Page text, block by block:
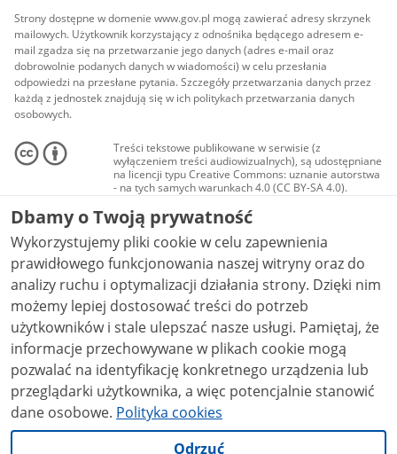
Strony dostępne w domenie www.gov.pl mogą zawierać adresy skrzynek
mailowych. Użytkownik korzystający z odnośnika będącego adresem e-
mail zgadza się na przetwarzanie jego danych (adres e-mail oraz
dobrowolnie podanych danych w wiadomości) w celu przesłania
odpowiedzi na przesłane pytania. Szczegóły przetwarzania danych przez
każdą z jednostek znajdują się w ich politykach przetwarzania danych
osobowych.
Treści tekstowe publikowane w serwisie (z
wyłączeniem treści audiowizualnych), są udostępniane
na licencji typu Creative Commons: uznanie autorstwa
- na tych samych warunkach 4.0 (CC BY-SA 4.0).
Materiały audiowizualne, w tym zdjęcia, materiały
audio i wideo, są udostępniane na licencji typu
Creative Commons: uznanie autorstwa użycie
niekomercyjne - bez utworów zależnych 4.0 (CC BY-
NC-ND 4.0), o ile nie jest to stwierdzone inaczej.
Dbamy o Twoją prywatność
Wykorzystujemy pliki cookie w celu zapewnienia
prawidłowego funkcjonowania naszej witryny oraz do
analizy ruchu i optymalizacji działania strony. Dzięki nim
możemy lepiej dostosować treści do potrzeb
użytkowników i stale ulepszać nasze usługi. Pamiętaj, że
informacje przechowywane w plikach cookie mogą
pozwalać na identyfikację konkretnego urządzenia lub
przeglądarki użytkownika, a więc potencjalnie stanowić
dane osobowe. Polityka cookies
Odrzuć